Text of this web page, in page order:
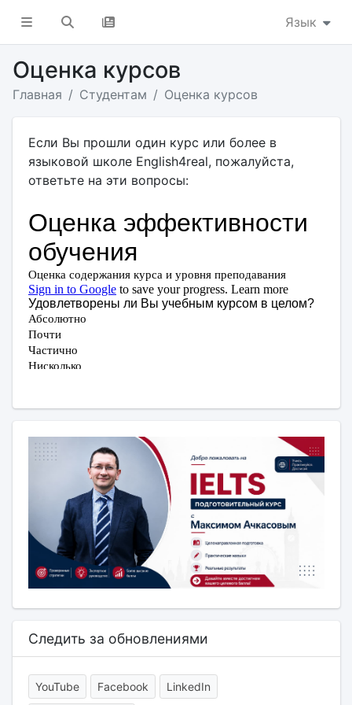
Язык
Оценка курсов
Главная Студентам Оценка курсов
Если Вы прошли один курс или более в
языковой школе English4real, пожалуйста,
ответьте на эти вопросы:
Следить за обновлениями
YouTube Facebook LinkedIn